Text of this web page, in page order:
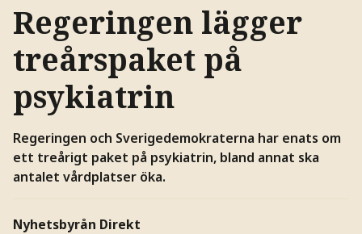
Regeringen lägger
treårspaket på
psykiatrin
Regeringen och Sverigedemokraterna har enats om
ett treårigt paket på psykiatrin, bland annat ska
antalet vårdplatser öka.
Nyhetsbyrån Direkt